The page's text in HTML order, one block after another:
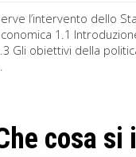
l’intervento dello
1.1
Gli obiettivi della
cosa